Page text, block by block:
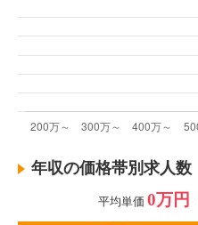
年収の価格帯別求人数
平均単価 0万円